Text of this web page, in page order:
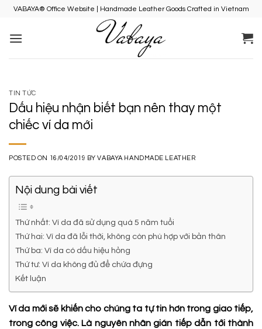
Skip
content
VABAYA® Office Website | Handmade Leather Goods Crafted in Vietnam
TIN TỨC
Dấu hiệu nhận biết bạn nên thay một
chiếc ví da mới
POSTED ON 16/04/2019 BYVABAYA HANDMADE LEATHER
Nội dung bài viết
Thứ nhất: Ví da đã sử dụng quá 5 năm tuổi
Thứ hai: Ví da đã lỗi thời, không còn phù hợp với bản thân
Thứ ba: Ví da có dấu hiệu hỏng
Thứ tư: Ví da không đủ để chứa đựng
Kết luận
Ví da mới sẽ khiến cho chúng ta tự tin hơn trong giao tiếp,
trong công việc. Là nguyên nhân gián tiếp dẫn tới thành